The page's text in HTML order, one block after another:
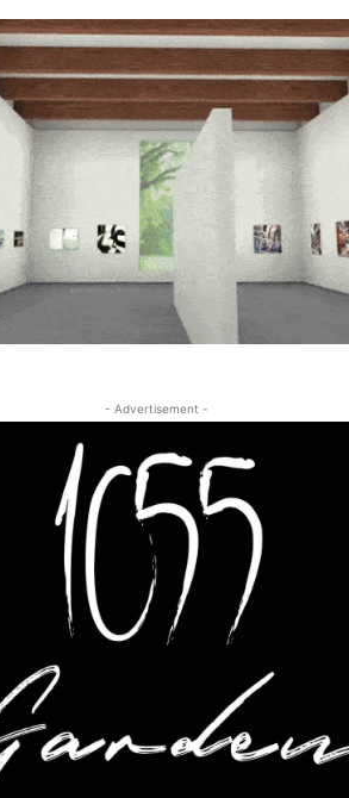
- Advertisement -